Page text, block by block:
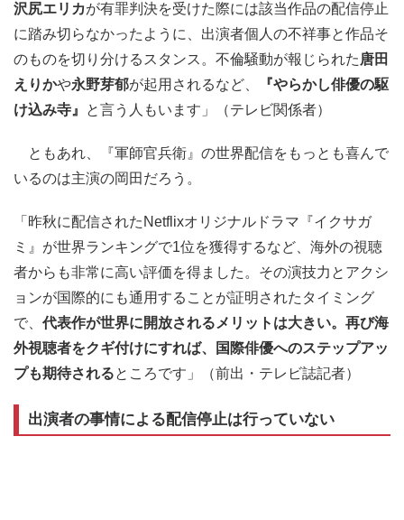
沢尻エリカが有罪判決を受けた際には該当作品の配信停止
に踏み切らなかったように、出演者個人の不祥事と作品そ
のものを切り分けるスタンス。不倫騒動が報じられた 唐田
えりかや永野芽郁が起用されるなど、
『やらかし俳優の駆
け込み寺』
と言う人もいます」（テレビ関係者）
ともあれ、『軍師官兵衛』の世界配信をもっとも喜んで
いるのは主演の岡田だろう。
「昨秋に配信されたNetflixオリジナルドラマ『イクサガ
ミ』が世界ランキングで1位を獲得するなど、海外の視聴
者からも非常に高い評価を得ました。その演技力とアクシ
ョンが国際的にも通用することが証明されたタイミング
で、 代表作が世界に開放されるメリットは大きい。再び海
外視聴者をクギ付けにすれば、国際俳優へのステップアッ
プも期待されるところです」（前出・テレビ誌記者）
出演者の事情による配信停止は行っていない